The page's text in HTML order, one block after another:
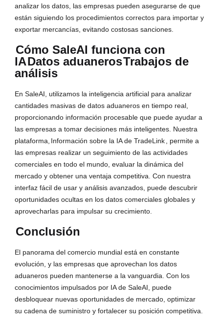
analizar los datos, las empresas pueden asegurarse de que
están siguiendo los procedimientos correctos para importar y
exportar mercancías, evitando costosas sanciones.
Cómo SaleAI funciona con
IADatos aduanerosTrabajos de
análisis
En SaleAI, utilizamos la inteligencia artificial para analizar
cantidades masivas de datos aduaneros en tiempo real,
proporcionando información procesable que puede ayudar a
las empresas a tomar decisiones más inteligentes. Nuestra
plataforma, Información sobre la IA de TradeLink, permite a
las empresas realizar un seguimiento de las actividades
comerciales en todo el mundo, evaluar la dinámica del
mercado y obtener una ventaja competitiva. Con nuestra
interfaz fácil de usar y análisis avanzados, puede descubrir
oportunidades ocultas en los datos comerciales globales y
aprovecharlas para impulsar su crecimiento.
Conclusión
El panorama del comercio mundial está en constante
evolución, y las empresas que aprovechan los datos
aduaneros pueden mantenerse a la vanguardia. Con los
conocimientos impulsados por IA de SaleAI, puede
desbloquear nuevas oportunidades de mercado, optimizar
su cadena de suministro y fortalecer su posición competitiva.